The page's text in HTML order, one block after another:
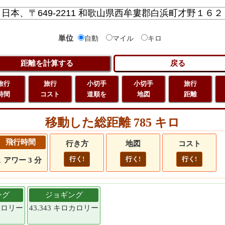
単位 自動 マイル キロ
行
間
旅行
コスト
小切手
道順を
小切手
地図
旅行
距離
移動した総距離 785 キロ
飛行時間
アワー 3 分
行き方
行く!
地図
行く!
コスト
行く!
グ
リー
ジョギング
43.343 キロカロリー